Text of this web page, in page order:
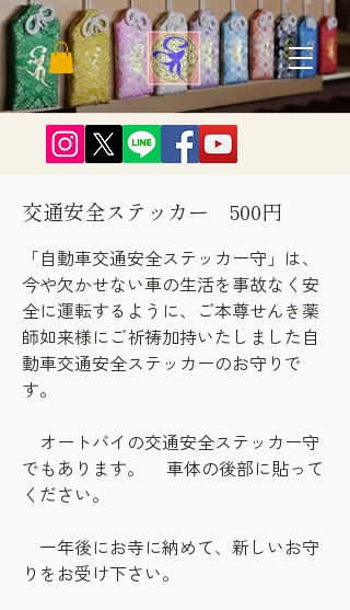
交通安全ステッカー 500円
「自動車交通安全ステッカー守」は、
今や欠かせない車の生活を事故なく安
全に運転するように、ご本尊せんき薬
師如来様にご祈祷加持いたしました自
動車交通安全ステッカーのお守りで
す。
オートバイの交通安全ステッカー守
でもあります。 車体の後部に貼って
ください。
一年後にお寺に納めて、新しいお守
りをお受け下さい。